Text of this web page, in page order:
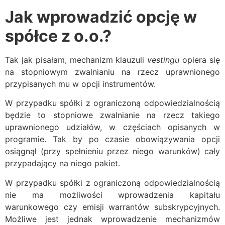
Jak wprowadzić opcję w
spółce z o.o.?
Tak jak pisałam, mechanizm klauzuli vestingu opiera się
na stopniowym zwalnianiu na rzecz uprawnionego
przypisanych mu w opcji instrumentów.
W przypadku spółki z ograniczoną odpowiedzialnością
będzie to stopniowe zwalnianie na rzecz takiego
uprawnionego udziałów, w częściach opisanych w
programie. Tak by po czasie obowiązywania opcji
osiągnął (przy spełnieniu przez niego warunków) cały
przypadający na niego pakiet.
W przypadku spółki z ograniczoną odpowiedzialnością
nie ma możliwości wprowadzenia kapitału
warunkowego czy emisji warrantów subskrypcyjnych.
Możliwe jest jednak wprowadzenie mechanizmów